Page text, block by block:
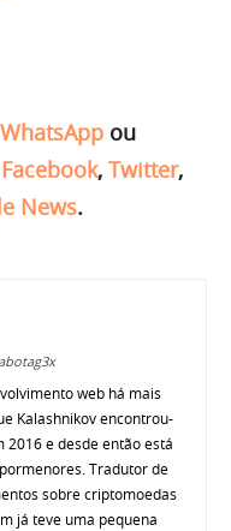
WhatsApp ou
Facebook, Twitter,
News.
web há mais
Kalashnikov encontrou-
2016 e desde então está
Tradutor de
sobre criptomoedas
já teve uma pequena